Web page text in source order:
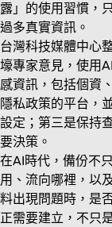
露」的使用習慣，
過多真實資訊。
台灣科技媒體中心
壕專家意見，使用
感資訊，包括個資
隱私政策的平台，
設定；第三是保持
要決策。
在AI時代，備份不
用、流向哪裡，以
料出現問題時，是
正需要建立，不只